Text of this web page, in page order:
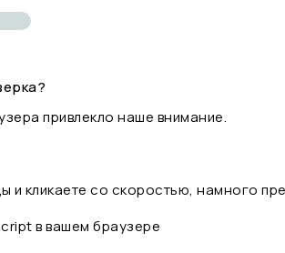
привлекло наше внимание.
и кликаете со скоростью, намного
в вашем браузере